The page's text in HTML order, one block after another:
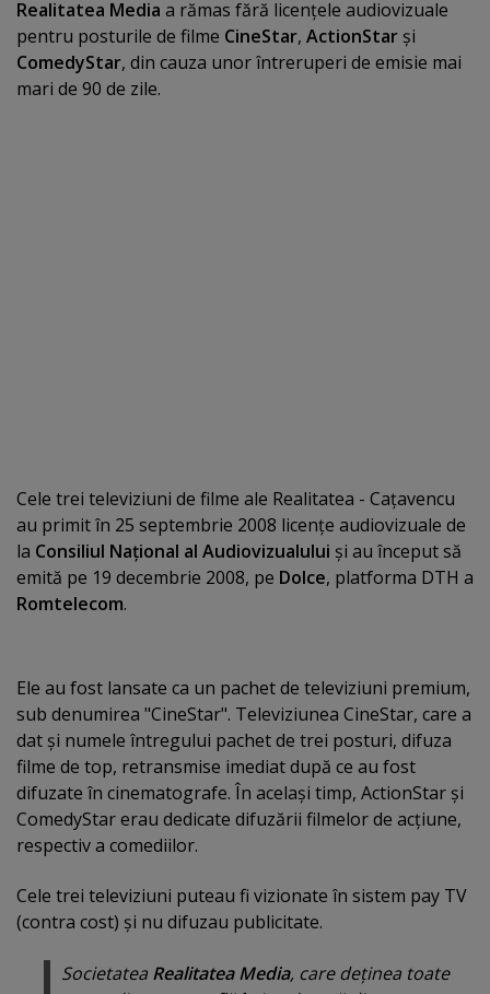
Realitatea Media a rămas fără licenţele audiovizuale
pentru posturile de filme CineStar, ActionStar şi
ComedyStar, din cauza unor întreruperi de emisie mai
mari de 90 de zile.
Cele trei televiziuni de filme ale Realitatea - Caţavencu
au primit în 25 septembrie 2008 licenţe audiovizuale de
la Consiliul Naţional al Audiovizualului şi au început să
emită pe 19 decembrie 2008, pe Dolce, platforma DTH a
Romtelecom.
Ele au fost lansate ca un pachet de televiziuni premium,
sub denumirea "CineStar". Televiziunea CineStar, care a
dat şi numele întregului pachet de trei posturi, difuza
filme de top, retransmise imediat după ce au fost
difuzate în cinematografe. În acelaşi timp, ActionStar şi
ComedyStar erau dedicate difuzării filmelor de acţiune,
respectiv a comediilor.
Cele trei televiziuni puteau fi vizionate în sistem pay TV
(contra cost) şi nu difuzau publicitate.
Societatea Realitatea Media, care deţinea toate